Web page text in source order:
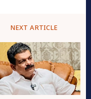
NEXT ARTICLE